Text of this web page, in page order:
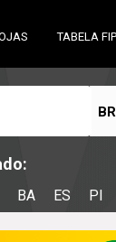
TABELA
BA ES PI